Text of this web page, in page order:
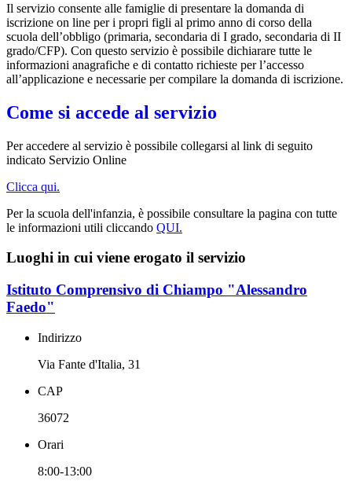
Il servizio consente alle famiglie di presentare la domanda di
iscrizione on line per i propri figli al primo anno di corso della
scuola dell’obbligo (primaria, secondaria di I grado, secondaria di II
grado/CFP). Con questo servizio è possibile dichiarare tutte le
informazioni anagrafiche e di contatto richieste per l’accesso
all’applicazione e necessarie per compilare la domanda di iscrizione.
Come si accede al servizio
Per accedere al servizio è possibile collegarsi al link di seguito
indicato Servizio Online
Clicca qui.
Per la scuola dell'infanzia, è possibile consultare la pagina con tutte
le informazioni utili cliccando QUI.
Luoghi in cui viene erogato il servizio
Istituto Comprensivo di Chiampo "Alessandro
Faedo"
Indirizzo
Via Fante d'Italia, 31
CAP
36072
Orari
8:00-13:00